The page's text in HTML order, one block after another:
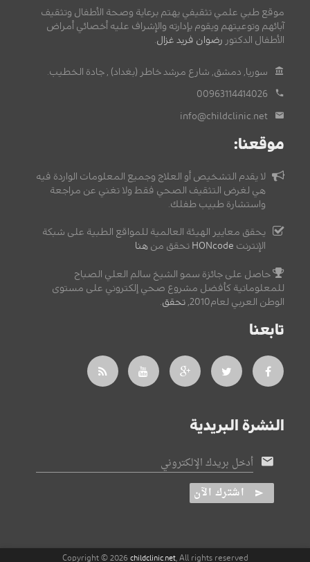
موقع طبي علمي تثقيفي يهتم برعاية وصحة الأطفال وتثقيف
آبائهم وتوعيتهم ويقوم بإدارته والإشراف عليه أخصائي أمراض
الأطفال الدكتور رضوان فريد غزال
سوريا, دمشق, شارع مرشد خاطر (بغداد) , جادة الخطيب.
00963114414026
info@childclinic.net
موقعنا:
لا يقدم التشخيص أو العلاج وجميع المعلومات الواردة فيه
هي لغرض التثقيف الصحي فقط ولا تغني عن مراجعة
واستشارة طبيب طفلك.
يحقق معايير الهيئة العالمية للمواقع الطبية على شبكة
الإنترنت HONcode تحقق من هنا
حاصل على جائزة سمو الشيخ سالم العلي الصباح
للمعلوماتية كأفضل مشروع صحي إلكتروني على مستوى
الوطن العربي لعام2010,
تحقق
تابعنا
النشرة البريدية
أدخل بريدك الإلكتروني
اشترك الآن
Copyright © 2026 childclinic.net, All rights reserved